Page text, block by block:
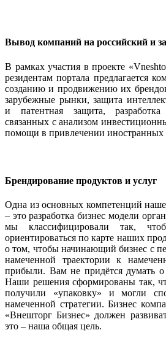
Вывод компаний на российский и
В рамках участия в проекте
резидентам портала предлагается
созданию и продвижению их
зарубежные рынки, защита
и патентная защита, разработка
связанных с анализом
помощи в привлечении иностранных
Брендирование продуктов и услуг
Одна из основных компетенций
– это разработка бизнес модели
мы классифицировали так,
ориентироваться по карте наших
о том, чтобы начинающий бизнес с
намеченной траектории к
прибыли. Вам не придётся думать о
Наши решения сформированы так,
получили «упаковку» и могли
намеченной стратегии. Бизнес
«Внешторг Бизнес» должен
это – наша общая цель.